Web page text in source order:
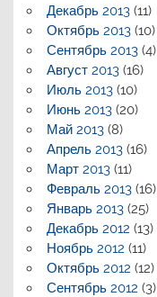
Декабрь 2013(11)
Октябрь 2013(10)
Сентябрь 2013(4)
Август 2013(16)
Июль 2013(10)
Июнь 2013(20)
Май 2013(8)
Апрель 2013(16)
Март 2013(11)
Февраль 2013(16)
Январь 2013(25)
Декабрь 2012 (13)
Ноябрь 2012 (11)
Октябрь 2012 (12)
Сентябрь 2012 (3)